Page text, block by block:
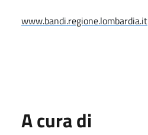
www.bandi.regione.lombardia.it
A cura di